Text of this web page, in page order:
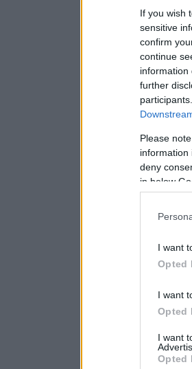
If you wish
sensitive
confirm
continue
information
further
Please
information
deny
in below
I want
Opted
I want
Opted
I want
Opted